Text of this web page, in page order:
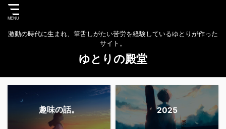
激動の時代に生まれ、筆舌しがたい苦労を経験しているゆとりが作った
サイト。
ゆとりの殿堂
趣味の話。 2025